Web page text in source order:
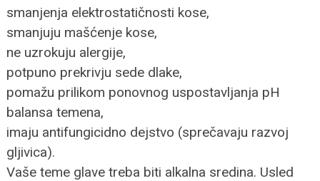
smanjenja elektrostatičnosti kose,
smanjuju mašćenje kose,
ne uzrokuju alergije,
potpuno prekrivju sede dlake,
pomažu prilikom ponovnog uspostavljanja pH
balansa temena,
imaju antifungicidno dejstvo (sprečavaju razvoj
gljivica).
Vaše teme glave treba biti alkalna sredina. Usled